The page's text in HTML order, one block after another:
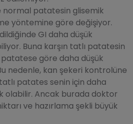
normal patatesin glisemik
yöntemine göre değişiyor.
GI daha düşük
Buna karşın tatlı patatesin
göre daha düşük
nedenle, kan şekeri kontrolüne
patates senin için daha
olabilir. Ancak burada doktor
ve hazırlama şekli büyük